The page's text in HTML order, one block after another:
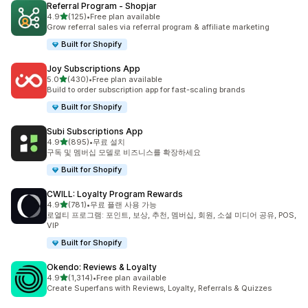
Referral Program ‑ Shopjar
4.9별 5개 중
(125)
총 리뷰 125개
•Free plan available
Grow referral sales via referral program & affiliate marketing
Built for Shopify
Joy Subscriptions App
5.0별 5개 중
(430)
총 리뷰 430개
•Free plan available
Build to order subscription app for fast-scaling brands
Built for Shopify
Subi Subscriptions App
4.9별 5개 중
(895)
총 리뷰 895개
•무료 설치
구독 및 멤버십 모델로 비즈니스를 확장하세요
Built for Shopify
CWILL: Loyalty Program Rewards
4.9별 5개 중
(781)
총 리뷰 781개
•무료 플랜 사용 가능
로열티 프로그램: 포인트, 보상, 추천, 멤버십, 회원, 소셜 미디어 공유, POS,
VIP
Built for Shopify
Okendo: Reviews & Loyalty
4.9별 5개 중
(1,314)
총 리뷰 1314개
•Free plan available
Create Superfans with Reviews, Loyalty, Referrals & Quizzes